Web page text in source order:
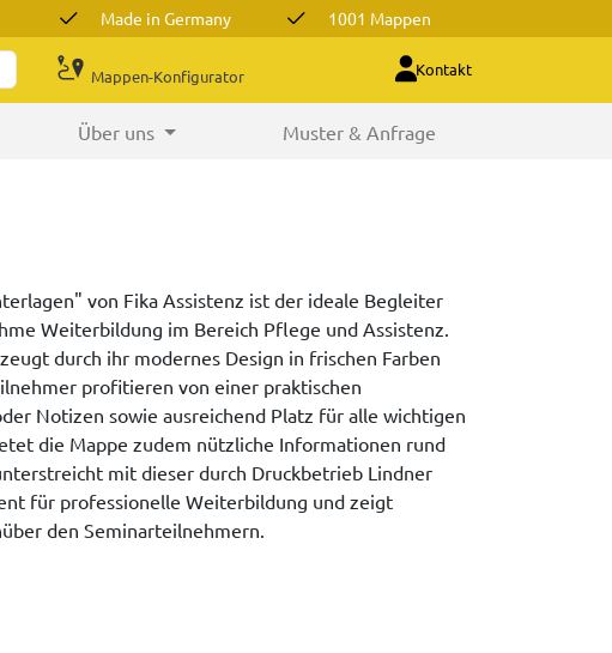
Made in Germany 1001 Mappen
Mappen-Konfigurator Kontakt
Über uns Muster & Anfrage
von Fika Assistenz ist der ideale Begleiter
Weiterbildung im Bereich Pflege und Assistenz.
durch ihr modernes Design in frischen Farben
profitieren von einer praktischen
Notizen sowie ausreichend Platz für alle wichtigen
die Mappe zudem nützliche Informationen rund
mit dieser durch Druckbetrieb Lindner
für professionelle Weiterbildung und zeigt
den Seminarteilnehmern.